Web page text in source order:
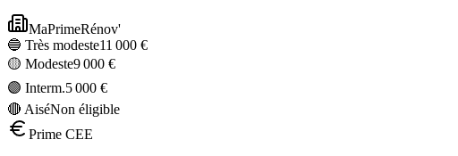
MaPrimeRénov'
🔵 Très modeste11 000 €
🟡 Modeste9 000 €
🟣 Interm.5 000 €
🔴 AiséNon éligible
Prime CEE